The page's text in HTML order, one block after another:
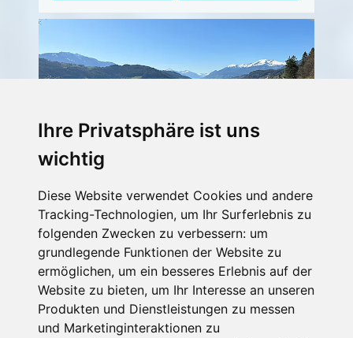
Ihre Privatsphäre ist uns
wichtig
Diese Website verwendet Cookies und andere
Tracking-Technologien, um Ihr Surferlebnis zu
folgenden Zwecken zu verbessern: um
grundlegende Funktionen der Website zu
ermöglichen, um ein besseres Erlebnis auf der
Website zu bieten, um Ihr Interesse an unseren
Produkten und Dienstleistungen zu messen
und Marketinginteraktionen zu
Seefels Appartements
direkt am See
Döbriach/Radenthein, Kärnten,
Österreich
Haustiere erlaubt
Internet
TV Nichtraucher